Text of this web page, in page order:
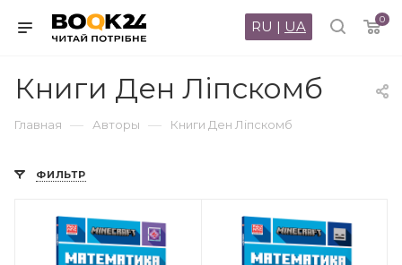
0
RU | UA
Книги Ден Ліпскомб
Главная — Авторы — Книги Ден Ліпскомб
ФИЛЬТР